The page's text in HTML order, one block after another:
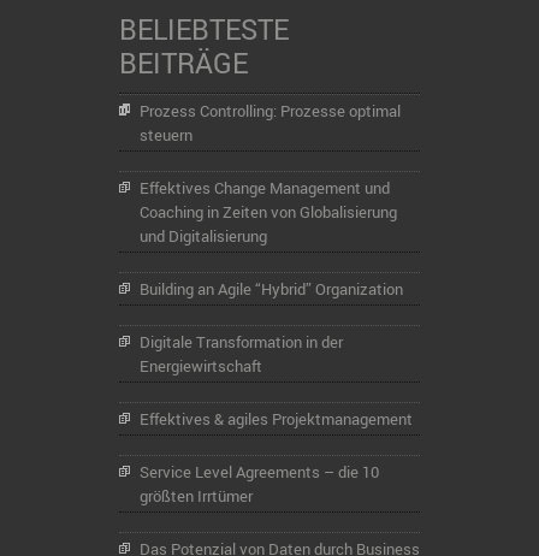
BELIEBTESTE
BEITRÄGE
Prozess Controlling: Prozesse optimal
steuern
Effektives Change Management und
Coaching in Zeiten von Globalisierung
und Digitalisierung
Building an Agile “Hybrid” Organization
Digitale Transformation in der
Energiewirtschaft
Effektives & agiles Projektmanagement
Service Level Agreements – die 10
größten Irrtümer
Das Potenzial von Daten durch Business